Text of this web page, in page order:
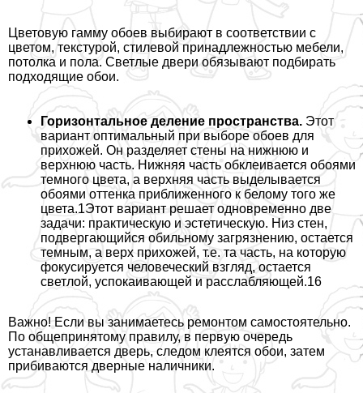
Цветовую гамму обоев выбирают в соответствии с
цветом, текстурой, стилевой принадлежностью мебели,
потолка и пола. Светлые двери обязывают подбирать
подходящие обои.
Горизонтальное деление прострaнcтва. Этот
вариант оптимальный при выборе обоев для
прихожей. Он разделяет стены на нижнюю и
верхнюю часть. Нижняя часть обклеивается обоями
темного цвета, а верхняя часть выделывается
обоями оттенка приближенного к белому того же
цвета.1Этот вариант решает одновременно две
задачи: пpaктическую и эстетическую. Низ стен,
подвергающийся обильному загрязнению, остается
темным, а верх прихожей, т.е. та часть, на которую
фокусируется человеческий взгляд, остается
светлой, успокаивающей и расслабляющей.16
Важно! Если вы занимаетесь ремонтом самостоятельно.
По общепринятому правилу, в первую очередь
устанавливается дверь, следом клеятся обои, затем
прибиваются дверные наличники.